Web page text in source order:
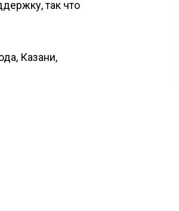
так что